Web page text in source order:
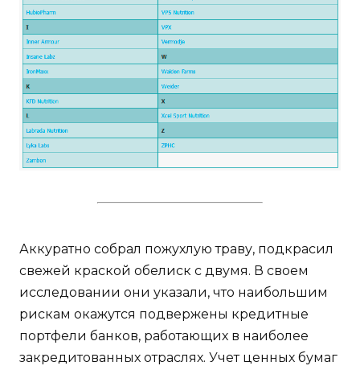
Аккуратно собрал пожухлую траву, подкрасил
свежей краской обелиск с двумя. В своем
исследовании они указали, что наибольшим
рискам окажутся подвержены кредитные
портфели банков, работающих в наиболее
закредитованных отраслях. Учет ценных бумаг